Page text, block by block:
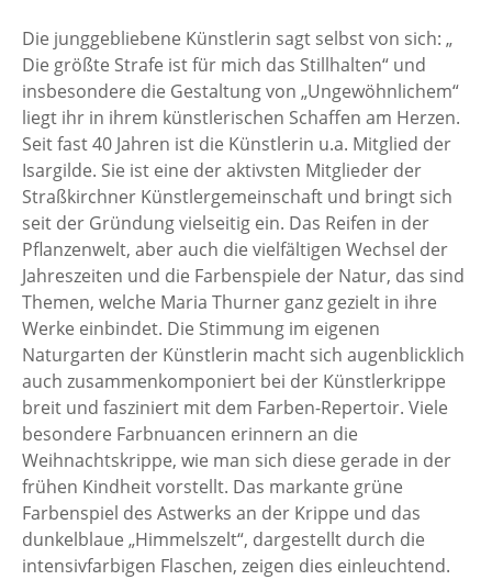
Die junggebliebene Künstlerin sagt selbst von sich: „
Die größte Strafe ist für mich das Stillhalten“ und
insbesondere die Gestaltung von „Ungewöhnlichem“
liegt ihr in ihrem künstlerischen Schaffen am Herzen.
Seit fast 40 Jahren ist die Künstlerin u.a. Mitglied der
Isargilde. Sie ist eine der aktivsten Mitglieder der
Straßkirchner Künstlergemeinschaft und bringt sich
seit der Gründung vielseitig ein. Das Reifen in der
Pflanzenwelt, aber auch die vielfältigen Wechsel der
Jahreszeiten und die Farbenspiele der Natur, das sind
Themen, welche Maria Thurner ganz gezielt in ihre
Werke einbindet. Die Stimmung im eigenen
Naturgarten der Künstlerin macht sich augenblicklich
auch zusammenkomponiert bei der Künstlerkrippe
breit und fasziniert mit dem Farben-Repertoir. Viele
besondere Farbnuancen erinnern an die
Weihnachtskrippe, wie man sich diese gerade in der
frühen Kindheit vorstellt. Das markante grüne
Farbenspiel des Astwerks an der Krippe und das
dunkelblaue „Himmelszelt“, dargestellt durch die
intensivfarbigen Flaschen, zeigen dies einleuchtend.